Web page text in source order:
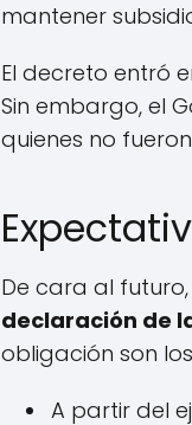
mantener
El decreto entró
Sin embargo, el
quienes no
De cara al
declaración de
obligación son
A partir del